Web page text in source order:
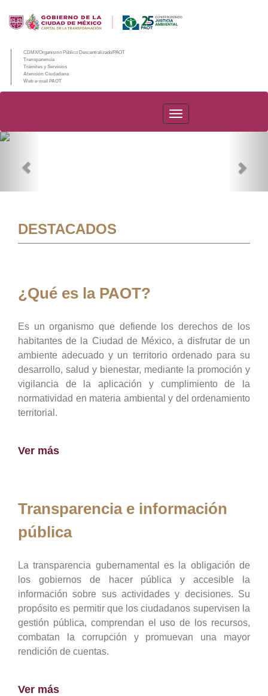
CDMX/Organismo Público Descentralizado/PAOT
Transparencia
Trámites y Servicios
Atención Ciudadana
Web e-mail PAOT
PAOT
DESTACADOS
¿Qué es la PAOT?
Es un organismo que defiende los derechos de los
habitantes de la Ciudad de México, a disfrutar de un
ambiente adecuado y un territorio ordenado para su
desarrollo, salud y bienestar, mediante la promoción y
vigilancia de la aplicación y cumplimiento de la
normatividad en materia ambiental y del ordenamiento
territorial.
Ver más
Transparencia e información
pública
La transparencia gubernamental es la obligación de
los gobiernos de hacer pública y accesible la
información sobre sus actividades y decisiones. Su
propósito es permitir que los ciudadanos supervisen la
gestión pública, comprendan el uso de los recursos,
combatan la corrupción y promuevan una mayor
rendición de cuentas.
Ver más